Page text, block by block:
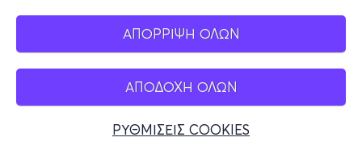
ΑΠΟΡΡΙΨΗ ΟΛΩΝ
ΑΠΟΔΟΧΗ ΟΛΩΝ
ΡΥΘΜΙΣΕΙΣ COOKIES